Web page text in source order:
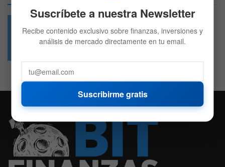
49.6k 4.7k
Suscríbete a nuestra Newsletter
Recibe contenido exclusivo sobre finanzas, inversiones y
análisis de mercado directamente en tu email.
Suscribirme gratis